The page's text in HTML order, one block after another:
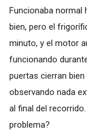
Funcionaba normal
bien, pero el
minuto, y el motor
funcionando
puertas cierran
observando nada
al final del
problema?